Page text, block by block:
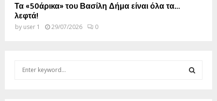
Τα «50άρικα» του Βασίλη Δήμα είναι όλα τα…
λεφτά!
by user 1 29/07/2026 0